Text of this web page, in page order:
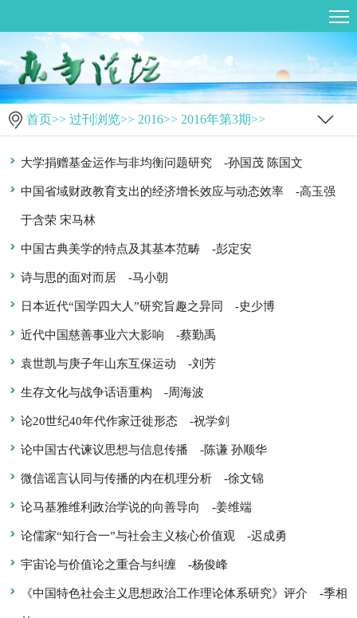
首页>> 过刊浏览>> 2016>> 2016年第3期>>
大学捐赠基金运作与非均衡问题研究-孙国茂 陈国文
中国省域财政教育支出的经济增长效应与动态效率-高玉强
于含荣 宋马林
中国古典美学的特点及其基本范畴-彭定安
诗与思的面对而居-马小朝
日本近代“国学四大人”研究旨趣之异同-史少博
近代中国慈善事业六大影响-蔡勤禹
袁世凯与庚子年山东互保运动-刘芳
生存文化与战争话语重构-周海波
论20世纪40年代作家迁徙形态-祝学剑
论中国古代谏议思想与信息传播-陈谦 孙顺华
微信谣言认同与传播的内在机理分析-徐文锦
论马基雅维利政治学说的向善导向-姜维端
论儒家“知行合一”与社会主义核心价值观-迟成勇
宇宙论与价值论之重合与纠缠-杨俊峰
《中国特色社会主义思想政治工作理论体系研究》评介-季相